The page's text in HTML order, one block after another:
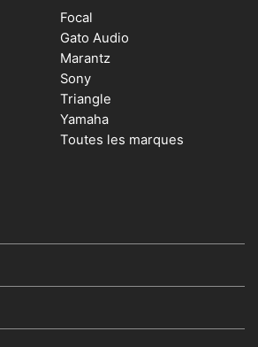
Focal
Gato Audio
Marantz
Sony
Triangle
Yamaha
Toutes les marques